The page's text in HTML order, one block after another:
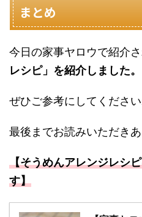
まとめ
今日の家事ヤロウで紹介
レシピ」を紹介しました。
ぜひご参考にしてください
最後までお読みいただき
【そうめんアレンジレシ
す】